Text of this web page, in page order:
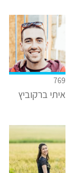
769
איתי ברקוביץ